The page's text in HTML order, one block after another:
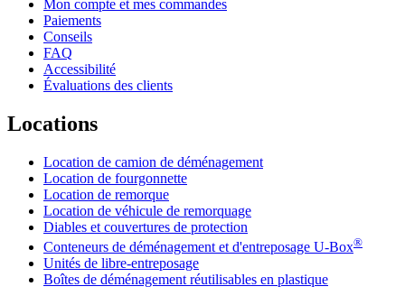
Mon compte et mes commandes
Paiements
Conseils
FAQ
Accessibilité
Évaluations des clients
Locations
Location de camion de déménagement
Location de fourgonnette
Location de remorque
Location de véhicule de remorquage
Diables et couvertures de protection
Conteneurs de déménagement et d'entreposage U-Box®
Unités de libre-entreposage
Boîtes de déménagement réutilisables en plastique